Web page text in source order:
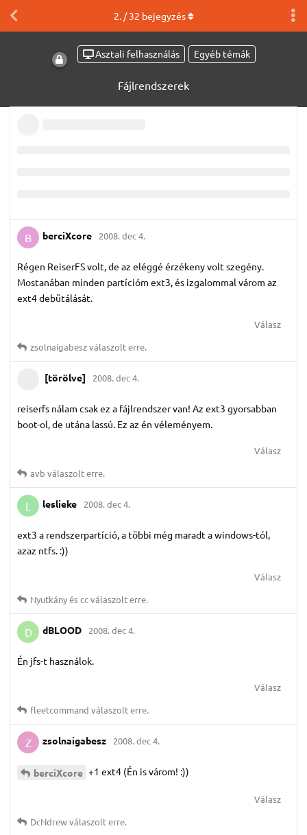
Asztali felhasználás Egyéb témák
Fájlrendszerek
2. /32 bejegyzés
B berciXcore 2008. dec 4.
Régen ReiserFS volt, de az eléggé érzékeny volt szegény.
Mostanában minden partícióm ext3, és izgalommal várom az
ext4 debütálását.
Válasz
zsolnaigabeszválaszolt erre.
[törölve] 2008. dec 4.
reiserfs nálam csak ez a fájlrendszer van! Az ext3 gyorsabban
boot-ol, de utána lassú. Ez az én véleményem.
Válasz
avb válaszolt erre.
L leslieke 2008. dec 4.
ext3 a rendszerpartíció, a többi még maradt a windows-tól,
azaz ntfs. :))
Válasz
Nyutkányésccválaszolt erre.
D dBLOOD 2008. dec 4.
Én jfs-t használok.
Válasz
fleetcommand válaszolt erre.
Z zsolnaigabesz 2008. dec 4.
berciXcore +1 ext4 (Én is várom! :))
Válasz
DcNdrewválaszolt erre.